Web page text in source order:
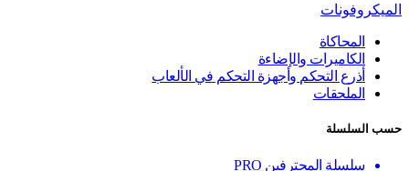
الميكروفونات
المحاكاة
الكاميرات والإضاءة
أذرع التحكم وأجهزة التحكم في الألعاب
الملحقات
حسب السلسلة
سلسلة المحترفين PRO